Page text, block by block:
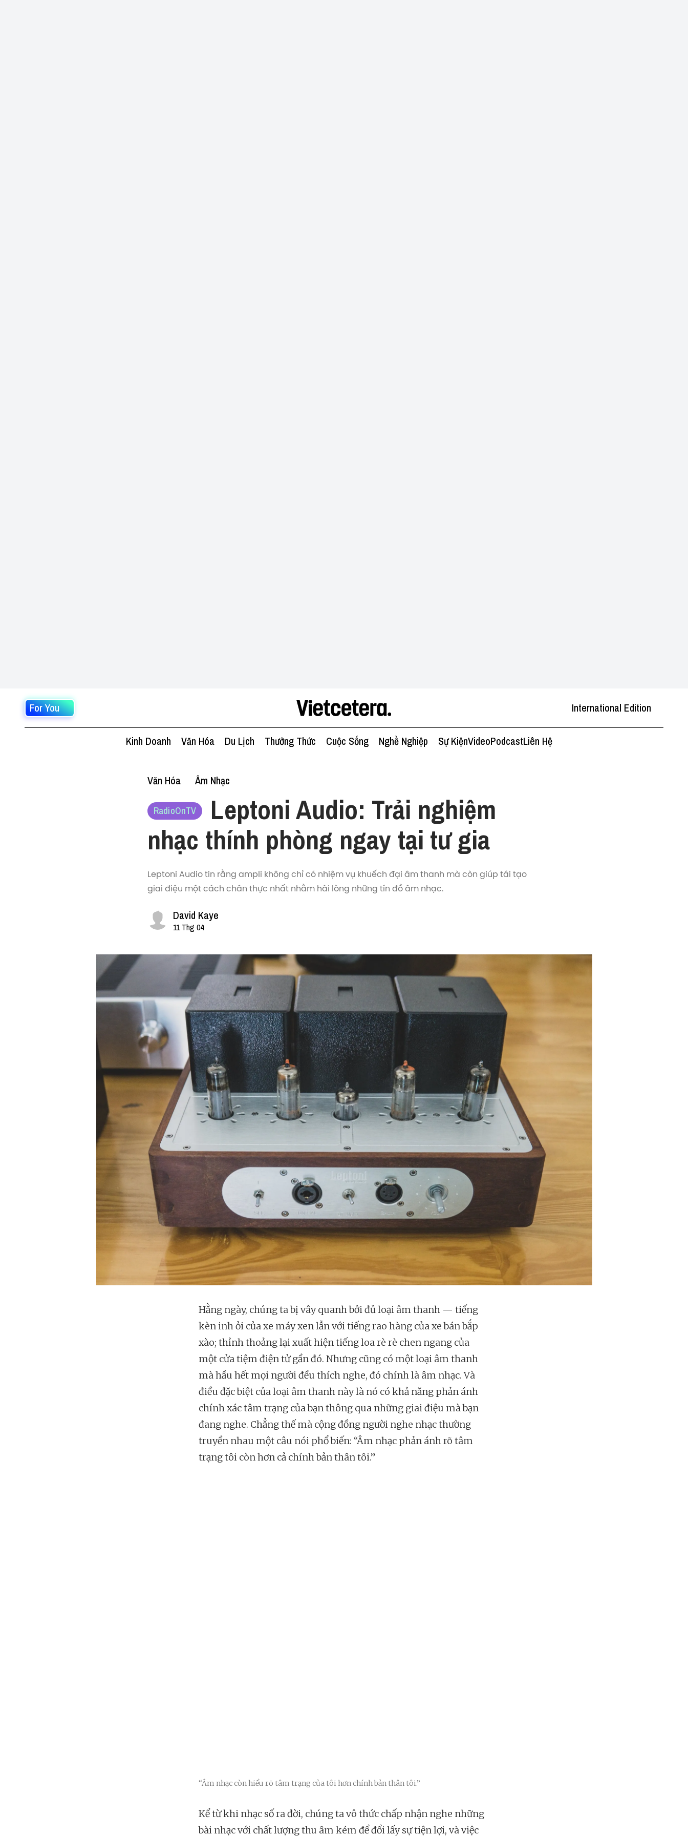
For You International Edition
Kinh Doanh Văn Hóa Du Lịch Thưởng Thức Cuộc Sống Nghề Nghiệp Sự KiệnVideoPodcastLiên Hệ
Văn Hóa Âm Nhạc
RadioOnTV
Leptoni Audio: Trải nghiệm
nhạc thính phòng ngay tại tư gia
Leptoni Audio tin rằng ampli không chỉ có nhiệm vụ khuếch đại âm thanh mà còn giúp tái tạo
giai điệu một cách chân thực nhất nhằm hài lòng những tín đồ âm nhạc.
David Kaye
11 Thg 04
Hằng ngày, chúng ta bị vây quanh bởi đủ loại âm thanh — tiếng
kèn inh ỏi của xe máy xen lẫn với tiếng rao hàng của xe bán bắp
xào; thỉnh thoảng lại xuất hiện tiếng loa rè rè chen ngang của
một cửa tiệm điện tử gần đó. Nhưng cũng có một loại âm thanh
mà hầu hết mọi người đều thích nghe, đó chính là âm nhạc. Và
điều đặc biệt của loại âm thanh này là nó có khả năng phản ánh
chính xác tâm trạng của bạn thông qua những giai điệu mà bạn
đang nghe. Chẳng thế mà cộng đồng người nghe nhạc thường
truyền nhau một câu nói phổ biến: “Âm nhạc phản ánh rõ tâm
trạng tôi còn hơn cả chính bản thân tôi.”
“Âm nhạc còn hiểu rõ tâm trạng của tôi hơn chính bản thân tôi.”
Kể từ khi nhạc số ra đời, chúng ta vô thức chấp nhận nghe những
bài nhạc với chất lượng thu âm kém để đổi lấy sự tiện lợi, và việc